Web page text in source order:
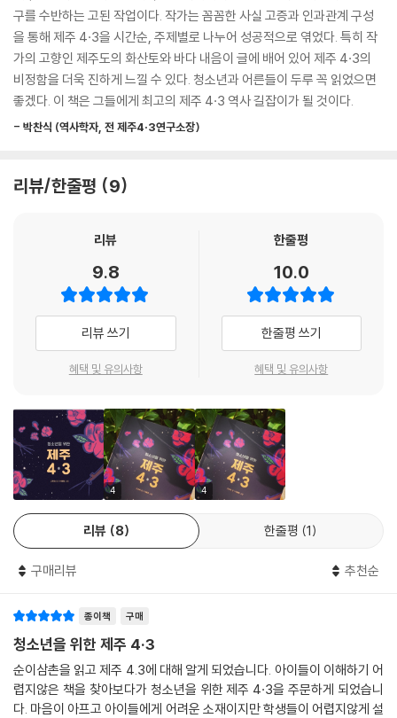
단독 선거 반대, 관공리 부패, 경찰과 우익 청년 단원의 가혹한 행위 등으로
보았다. 더불어 미군이 무기를 가지고도 두려워하였던 특유의 궨당 문화
로 끈끈한 제주 사회, 이 특별함이 제주를 역사의 한복판에 놓이게 한 주요
이유로 꼽았다. 『청소년을 위한 제주 4·3』은 큰 역사 속에서 제주 4·3을
볼 수 있게 ‘해방에서 분단까지’와 ‘제주 역사’ 코너를 본문과 함께 담았다. 1
사에서 제주 4·3이 의미하는 것이 무엇인지를 알 수 있다. ‘제주 역사’ 코너
와 사회를 이해하는 데 큰 도움이 된다. 관광지로만 찾았던 제주와 낯선 사
투리를 쓰는 제주 사람들이 어떤 이야기를 갖고 있는지 역사적 사실의 재
‘우리는 이제 죄 없는 사람이다’
살아남아 무죄판결을 받은 사람들은 현수막을 들었다.
2003년 정부는 제주 4·3 사건 진상을 담은 공식 보고서를 발표하고 대규
모 민간인 희생을 정부 차원에서 처음으로 인정했다. 생존 수형인들은 불
법 구금, 고문 등을 통해 받은 유죄 판결에 재심을 청구했고, 이들은 무죄
적어 법원 앞에서 들어 보였다. 시신조차 거둬주지 못했던 희생자들도 이
소식을 들었을까· 국민학교 4학년이던 김명원과 일석은 이제 자신들이 세
상을 떠난 이유를 알게 되었을까· 작가의 말에서 썼듯이 작가는 희생자 한
명 한 명의 이름을 불러주고 싶어 하였다. 그들의 개인사를 들여다보면 죽
은 이들은 우리의 친구, 가족, 이웃 같은 평범한 사람이었다. 혹은 나일 수
도 있었을 것이다. 그들의 이야기를 읽고 귀 기울여 주는 것, 이것이 책을
통해 우리들이 할 수 있는 역사적 추모이다. 『청소년을 위한 제주 4·3』은
세계사 속에 대한민국, 대한민국에서도 제주, 제주에서도 애월, 조천, 표선
어딘가에 살았던 희생자 개인사를 통해 이 역사의 잔인함을 상기시키고 굽
구를 수반하는 고된 작업이다. 작가는 꼼꼼한 사실 고증과 인과관계 구성
을 통해 제주 4·3을 시간순, 주제별로 나누어 성공적으로 엮었다. 특히 작
가의 고향인 제주도의 화산토와 바다 내음이 글에 배어 있어 제주 4·3의
비정함을 더욱 진하게 느낄 수 있다. 청소년과 어른들이 두루 꼭 읽었으면
좋겠다. 이 책은 그들에게 최고의 제주 4·3 역사 길잡이가 될 것이다.
- 박찬식 (역사학자, 전 제주4·3연구소장)
리뷰/한줄평 9
리뷰
9.8
리뷰 쓰기
혜택 및 유의사항
한줄평
10.0
한줄평 쓰기
혜택 및 유의사항
4 4
리뷰 8 한줄평 1
구매리뷰 추천순
종이책 구매
청소년을 위한 제주 4·3
순이삼촌을 읽고 제주 4.3에 대해 알게 되었습니다. 아이들이 이해하기 어
렵지않은 책을 찾아보다가 청소년을 위한 제주 4·3을 주문하게 되었습니
다. 마음이 아프고 아이들에게 어려운 소재이지만 학생들이 어렵지않게 설